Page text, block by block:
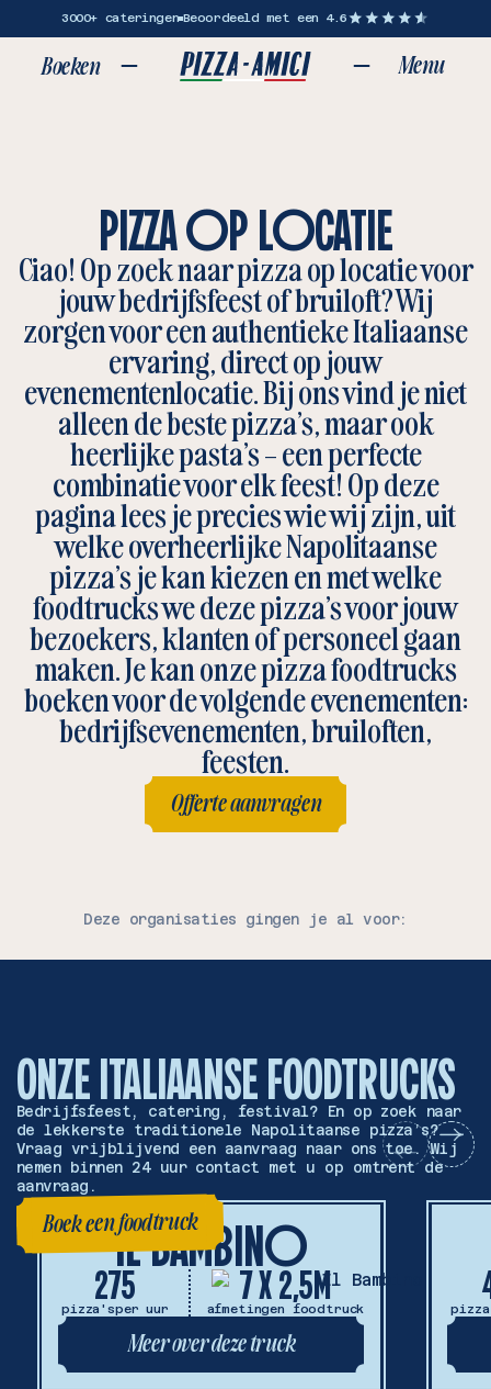
3000+ cateringen Beoordeeld met een 4.6
FESTIVALS & EVENTS
BEDRIJFSEVENEMENTEN
Boeken
Menu
PIZZA OP LOCATIE
Ciao! Op zoek naar pizza op locatie voor
jouw bedrijfsfeest of bruiloft? Wij
zorgen voor een authentieke Italiaanse
ervaring, direct op jouw
evenementenlocatie. Bij ons vind je niet
alleen de beste pizza’s, maar ook
heerlijke pasta’s – een perfecte
combinatie voor elk feest! Op deze
pagina lees je precies wie wij zijn, uit
welke overheerlijke Napolitaanse
pizza’s je kan kiezen en met welke
foodtrucks we deze pizza’s voor jouw
bezoekers, klanten of personeel gaan
maken. Je kan onze pizza foodtrucks
boeken voor de volgende evenementen:
bedrijfsevenementen, bruiloften,
feesten.
Offerte aanvragen
Offerte aanvragen
Deze organisaties gingen je al voor:
ONZE ITALIAANSE FOODTRUCKS
Bedrijfsfeest, catering, festival? En op zoek naar
de lekkerste traditionele Napolitaanse pizza’s?
Vraag vrijblijvend een aanvraag naar ons toe. Wij
nemen binnen 24 uur contact met u op omtrent de
aanvraag.
Boek een foodtruck
Boek een foodtruck
IL BAMBINO
275
pizza'sper uur
7 X 2,5M
afmetingen foodtruck
Meer over deze truck
Meer over deze truck